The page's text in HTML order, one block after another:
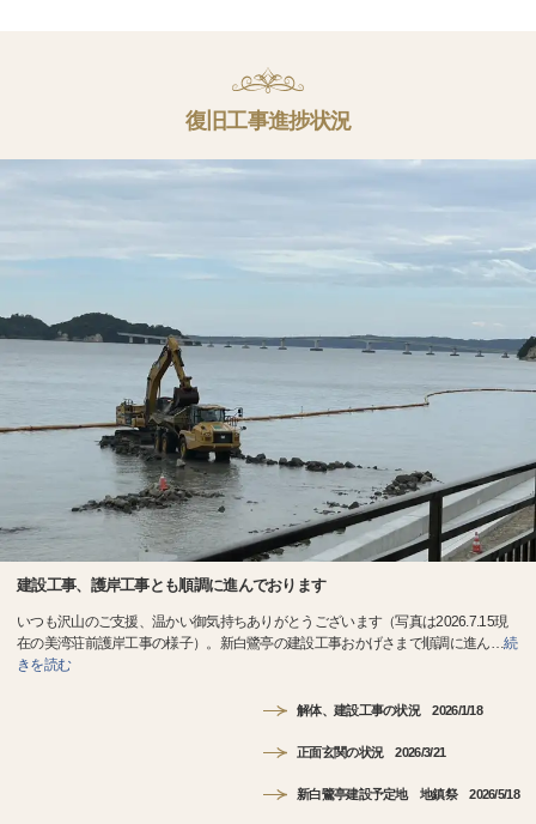
復旧工事進捗状況
建設工事、護岸工事とも順調に進んでおります
いつも沢山のご支援、温かい御気持ちありがとうございます（写真は2026.7.15現
在の美湾荘前護岸工事の様子）。新白鷺亭の建設工事おかげさまで順調に進ん…続
きを読む
解体、建設工事の状況 2026/1/18
正面玄関の状況 2026/3/21
新白鷺亭建設予定地 地鎮祭 2026/5/18